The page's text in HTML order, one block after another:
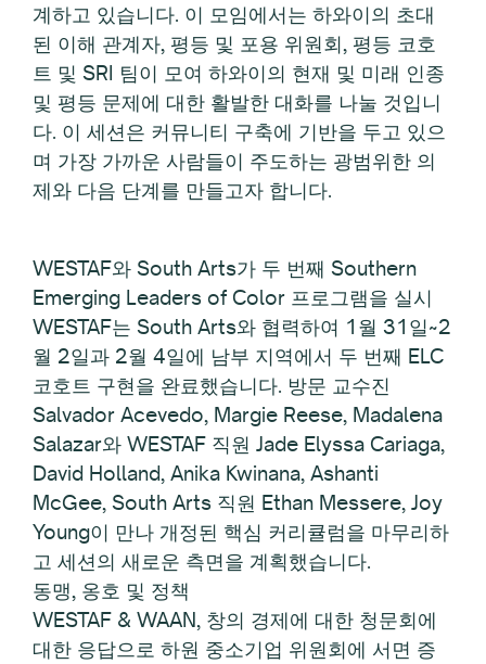
계하고 있습니다. 이 모임에서는 하와이의 초대
된 이해 관계자, 평등 및 포용 위원회, 평등 코호
트 및 SRI 팀이 모여 하와이의 현재 및 미래 인종
및 평등 문제에 대한 활발한 대화를 나눌 것입니
다. 이 세션은 커뮤니티 구축에 기반을 두고 있으
며 가장 가까운 사람들이 주도하는 광범위한 의
제와 다음 단계를 만들고자 합니다.
WESTAF와 South Arts가 두 번째 Southern
Emerging Leaders of Color 프로그램을 실시
WESTAF는 South Arts와 협력하여 1월 31일~2
월 2일과 2월 4일에 남부 지역에서 두 번째 ELC
코호트 구현을 완료했습니다. 방문 교수진
Salvador Acevedo, Margie Reese, Madalena
Salazar와 WESTAF 직원 Jade Elyssa Cariaga,
David Holland, Anika Kwinana, Ashanti
McGee, South Arts 직원 Ethan Messere, Joy
Young이 만나 개정된 핵심 커리큘럼을 마무리하
고 세션의 새로운 측면을 계획했습니다.
동맹, 옹호 및 정책
WESTAF & WAAN, 창의 경제에 대한 청문회에
대한 응답으로 하원 중소기업 위원회에 서면 증